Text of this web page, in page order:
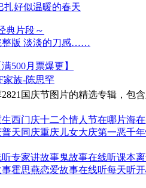
扎好似温暖的春天
典片段～
整版 淡淡的刀感……
500月票爆更】
家族-陈思罕
国庆节图片的精选专辑，包
西门庆十二个情人节在哪片海
普天同庆重庆儿女大庆第一恶千
听专家讲故事鬼故事在线听课本
事霍思燕恋爱故事在线听每天听